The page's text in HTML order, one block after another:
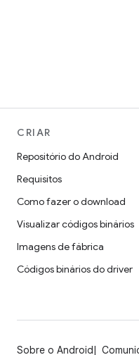
CRIAR
Repositório do Android
Requisitos
Como fazer o download
Visualizar códigos binários
Imagens de fábrica
Códigos binários do driver
Sobre o Android